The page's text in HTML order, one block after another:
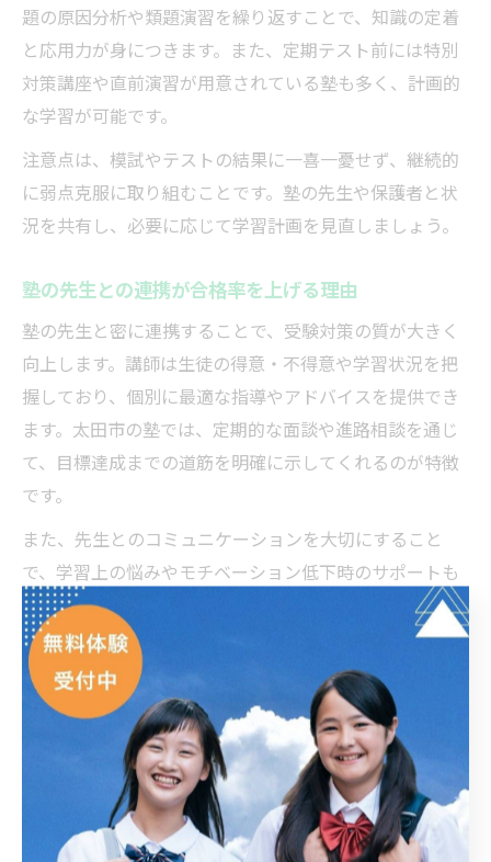
題の原因分析や類題演習を繰り返すことで、知識の定着
と応用力が身につきます。また、定期テスト前には特別
対策講座や直前演習が用意されている塾も多く、計画的
な学習が可能です。
注意点は、模試やテストの結果に一喜一憂せず、継続的
に弱点克服に取り組むことです。塾の先生や保護者と状
況を共有し、必要に応じて学習計画を見直しましょう。
塾の先生との連携が合格率を上げる理由
塾の先生と密に連携することで、受験対策の質が大きく
向上します。講師は生徒の得意・不得意や学習状況を把
握しており、個別に最適な指導やアドバイスを提供でき
ます。太田市の塾では、定期的な面談や進路相談を通じ
て、目標達成までの道筋を明確に示してくれるのが特徴
です。
また、先生とのコミュニケーションを大切にすること
で、学習上の悩みやモチベーション低下時のサポートも
受けやすくなります。保護者との三者面談や学習報告書
の共有など、チームとして合格を目指す体制が整ってい
ます。
注意点として、自分から積極的に質問や相談をすること
で、より的確な指導を受けられます。先生との信頼関係
を築くことが、合格率アップにつながる大きなポイント